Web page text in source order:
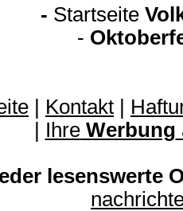
- Startseite
-
Kontakt
IhreWerbung
lesenswerte